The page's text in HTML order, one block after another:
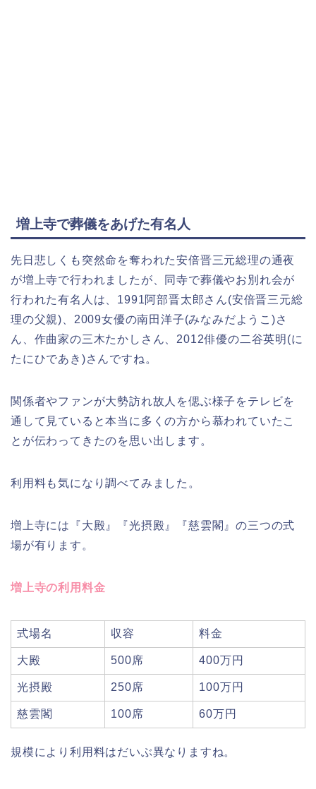
増上寺で葬儀をあげた有名人
先日悲しくも突然命を奪われた安倍晋三元総理の通夜
が増上寺で行われましたが、同寺で葬儀やお別れ会が
行われた有名人は、1991阿部晋太郎さん(安倍晋三元総
理の父親)、2009女優の南田洋子(みなみだようこ)さ
ん、作曲家の三木たかしさん、2012俳優の二谷英明(に
たにひであき)さんですね。
関係者やファンが大勢訪れ故人を偲ぶ様子をテレビを
通して見ていると本当に多くの方から慕われていたこ
とが伝わってきたのを思い出します。
利用料も気になり調べてみました。
増上寺には『大殿』『光摂殿』『慈雲閣』の三つの式
場が有ります。
増上寺の利用料金
式場名 収容 料金
大殿 500席 400万円
光摂殿 250席 100万円
慈雲閣 100席 60万円
規模により利用料はだいぶ異なりますね。